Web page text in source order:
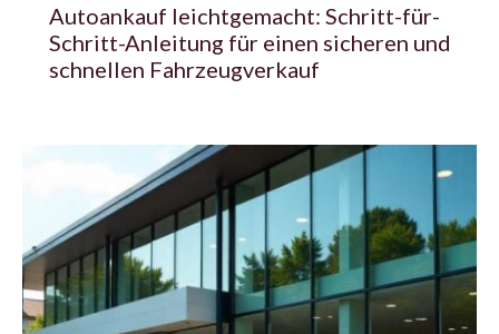
Autoankauf leichtgemacht: Schritt-für-
Schritt-Anleitung für einen sicheren und
schnellen Fahrzeugverkauf